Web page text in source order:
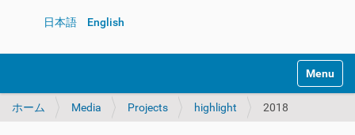
日本語 English
Toggle
ホーム Media Projects highlight 2018